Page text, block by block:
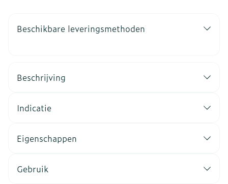
Beschikbare leveringsmethoden
Beschrijving
Indicatie
Eigenschappen
Gebruik